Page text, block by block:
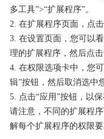
多工具”>“扩展程序”。
2. 在扩展程序页面，点
3. 在设置页面，您可以
理的扩展程序，然后点击
4. 在权限选项卡中，您
辑”按钮，然后取消选中
5. 点击“应用”按钮，以保
请注意，不同的扩展程
解每个扩展程序的权限要